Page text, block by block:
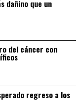
dañino que un
del cáncer con
regreso a los